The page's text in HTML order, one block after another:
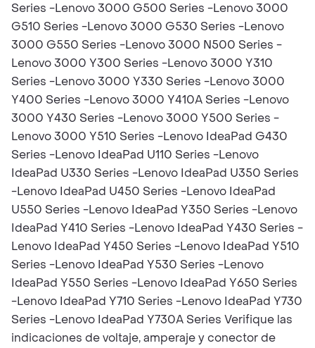
Series -Lenovo 3000 G500 Series -Lenovo 3000
G510 Series -Lenovo 3000 G530 Series -Lenovo
3000 G550 Series -Lenovo 3000 N500 Series -
Lenovo 3000 Y300 Series -Lenovo 3000 Y310
Series -Lenovo 3000 Y330 Series -Lenovo 3000
Y400 Series -Lenovo 3000 Y410A Series -Lenovo
3000 Y430 Series -Lenovo 3000 Y500 Series -
Lenovo 3000 Y510 Series -Lenovo IdeaPad G430
Series -Lenovo IdeaPad U110 Series -Lenovo
IdeaPad U330 Series -Lenovo IdeaPad U350 Series
-Lenovo IdeaPad U450 Series -Lenovo IdeaPad
U550 Series -Lenovo IdeaPad Y350 Series -Lenovo
IdeaPad Y410 Series -Lenovo IdeaPad Y430 Series -
Lenovo IdeaPad Y450 Series -Lenovo IdeaPad Y510
Series -Lenovo IdeaPad Y530 Series -Lenovo
IdeaPad Y550 Series -Lenovo IdeaPad Y650 Series
-Lenovo IdeaPad Y710 Series -Lenovo IdeaPad Y730
Series -Lenovo IdeaPad Y730A Series Verifique las
indicaciones de voltaje, amperaje y conector de